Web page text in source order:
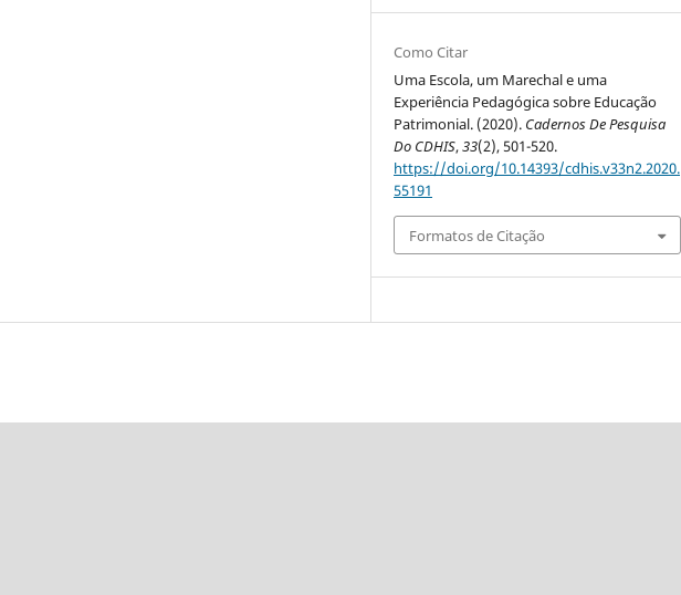
Como Citar
Uma Escola, um Marechal e uma
Experiência Pedagógica sobre Educação
Patrimonial. (2020). Cadernos De Pesquisa
Do CDHIS,33(2), 501-520.
https://doi.org/10.14393/cdhis.v33n2.2020.
55191
Formatos de Citação